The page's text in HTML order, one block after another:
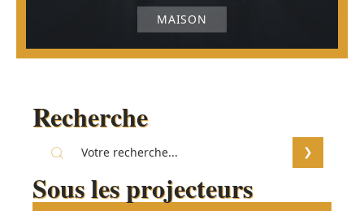
MAISON
Recherche
Sous les projecteurs